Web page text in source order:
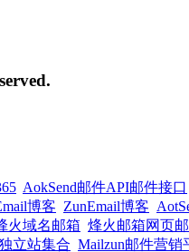
AokSend邮件API邮件接口
博客 ZunEmail博客
火域名邮箱 烽火邮箱网页
立站集合 Mailzun邮件营销